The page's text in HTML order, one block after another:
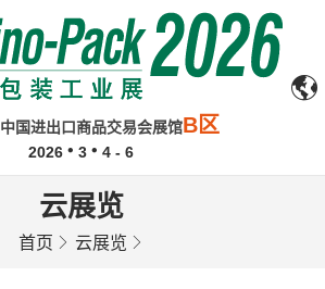
中国进出口商品交易会展馆B区
2026 3 4 - 6
云展览
首页 云展览